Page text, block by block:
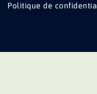
Politique de